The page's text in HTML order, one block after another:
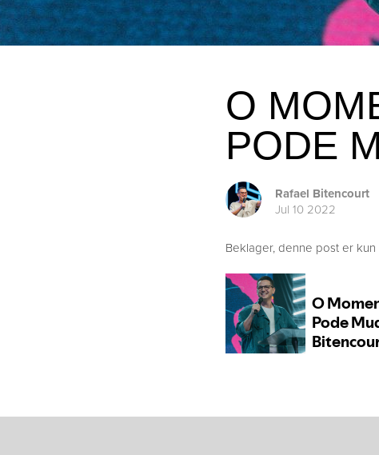
O
PODE
Rafael Bitencourt
Jul 10 2022
Beklager, denne post er